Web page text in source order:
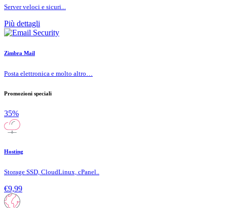
Server veloci e sicuri...
Più dettagli
Zimbra Mail
Posta elettronica e molto altro…
Promozioni speciali
35%
Hosting
Storage SSD, CloudLinux, cPanel..
€9,99